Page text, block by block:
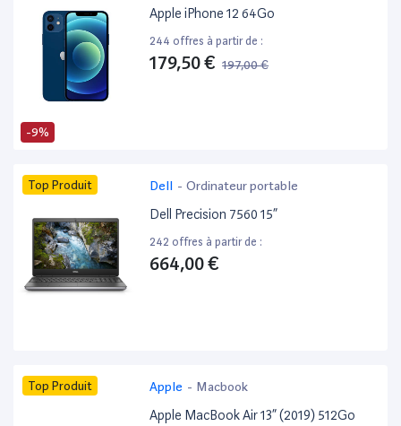
-9%
Apple iPhone 12 64Go
244 offres à partir de :
179,50 € 197,00 €
Top Produit Dell - Ordinateur portable
Dell Precision 7560 15”
242 offres à partir de :
664,00 €
Top Produit Apple - Macbook
Apple MacBook Air 13” (2019) 512Go